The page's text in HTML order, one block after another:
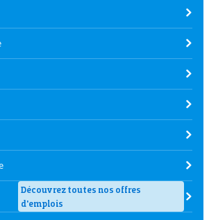
Découvrez toutes nos offres
d'emplois